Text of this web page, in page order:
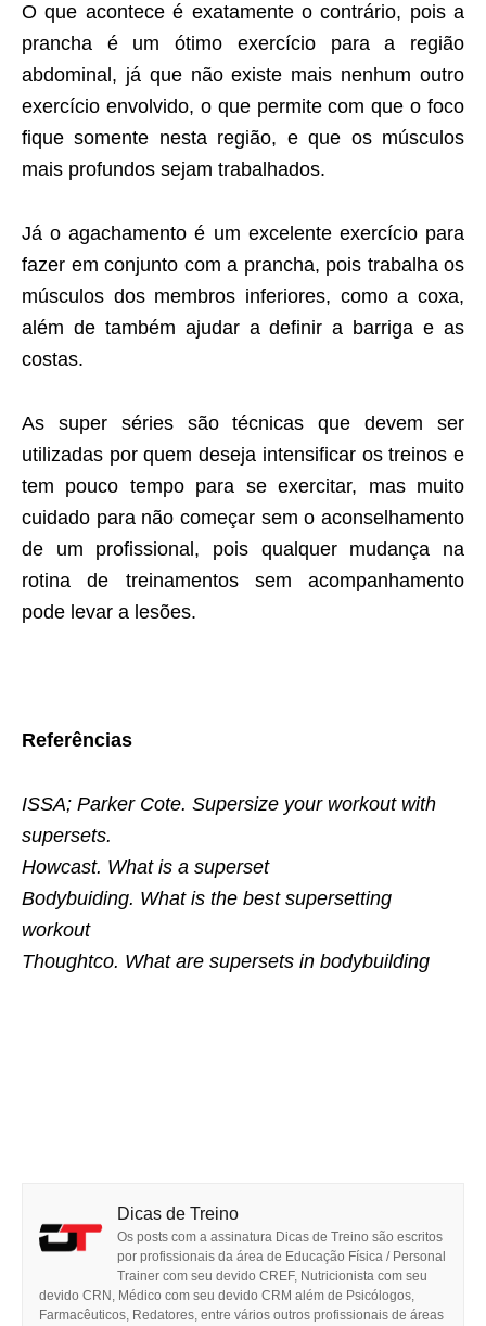
O que acontece é exatamente o contrário, pois a
prancha é um ótimo exercício para a região
abdominal, já que não existe mais nenhum outro
exercício envolvido, o que permite com que o foco
fique somente nesta região, e que os músculos
mais profundos sejam trabalhados.
Já o agachamento é um excelente exercício para
fazer em conjunto com a prancha, pois trabalha os
músculos dos membros inferiores, como a coxa,
além de também ajudar a definir a barriga e as
costas.
As super séries são técnicas que devem ser
utilizadas por quem deseja intensificar os treinos e
tem pouco tempo para se exercitar, mas muito
cuidado para não começar sem o aconselhamento
de um profissional, pois qualquer mudança na
rotina de treinamentos sem acompanhamento
pode levar a lesões.
Referências
ISSA; Parker Cote. Supersize your workout with
supersets.
Howcast. What is a superset
Bodybuiding. What is the best supersetting
workout
Thoughtco. What are supersets in bodybuilding
Dicas de Treino
Os posts com a assinatura Dicas de Treino são escritos
por profissionais da área de Educação Física / Personal
Trainer com seu devido CREF, Nutricionista com seu
devido CRN, Médico com seu devido CRM além de Psicólogos,
Farmacêuticos, Redatores, entre vários outros profissionais de áreas